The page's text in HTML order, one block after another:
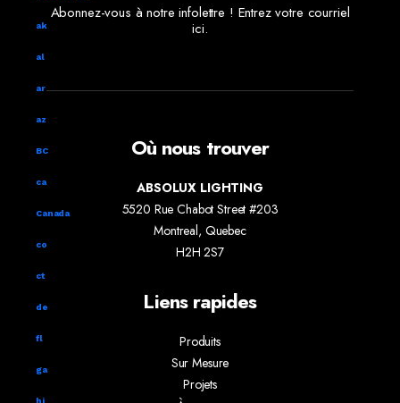
ak
al
ar
az
BC
ca
Canada
co
ct
de
fl
ga
hi
Abonnez-vous à notre infolettre ! Entrez votre courriel
ici.
Où nous trouver
ABSOLUX LIGHTING
5520 Rue Chabot Street #203
Montreal, Quebec
H2H 2S7
Liens rapides
Produits
Sur Mesure
Projets